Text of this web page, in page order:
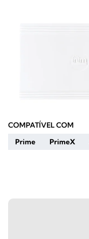
COMPATÍVEL COM
Prime
PrimeX